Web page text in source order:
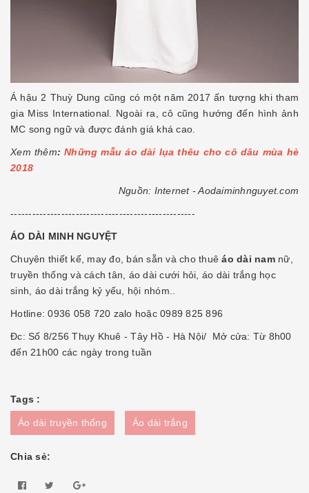
Á hậu 2 Thuỳ Dung cũng có một năm 2017 ấn tượng khi tham
gia Miss International. Ngoài ra, cô cũng hướng đến hình ảnh
MC song ngữ và được đánh giá khá cao.
Xem thêm:Những mẫu áo dài lụa thêu cho cô dâu mùa hè
2018
Nguồn: Internet - Aodaiminhnguyet.com
---------------------------------------------------
ÁO DÀI MINH NGUYỆT
Chuyên thiết kế, may đo, bán sẵn và cho thuêáo dài namnữ,
truyền thống và cách tân, áo dài cưới hỏi, áo dài trắng học
sinh, áo dài trắng kỷ yếu, hội nhóm..
Hotline: 0936 058 720 zalo hoặc 0989 825 896
Đc: Số 8/256 Thụy Khuê - Tây Hồ - Hà Nội/ Mở cửa: Từ 8h00
đến 21h00 các ngày trong tuần
Tags :
Áo dài truyền thống Áo dài trắng
Chia sẻ: